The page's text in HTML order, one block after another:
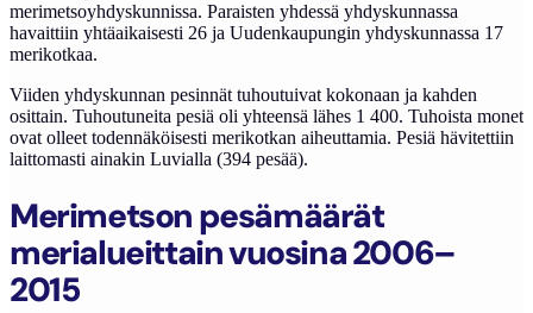
merimetsoyhdyskunnissa. Paraisten yhdessä yhdyskunnassa
havaittiin yhtäaikaisesti 26 ja Uudenkaupungin yhdyskunnassa 17
merikotkaa.
Viiden yhdyskunnan pesinnät tuhoutuivat kokonaan ja kahden
osittain. Tuhoutuneita pesiä oli yhteensä lähes 1 400. Tuhoista monet
ovat olleet todennäköisesti merikotkan aiheuttamia. Pesiä hävitettiin
laittomasti ainakin Luvialla (394 pesää).
Merimetson pesämäärät
merialueittain vuosina 2006–
2015